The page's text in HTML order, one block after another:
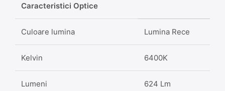
Caracteristici Optice
Culoare lumina Lumina Rece
Kelvin 6400K
Lumeni 624 Lm